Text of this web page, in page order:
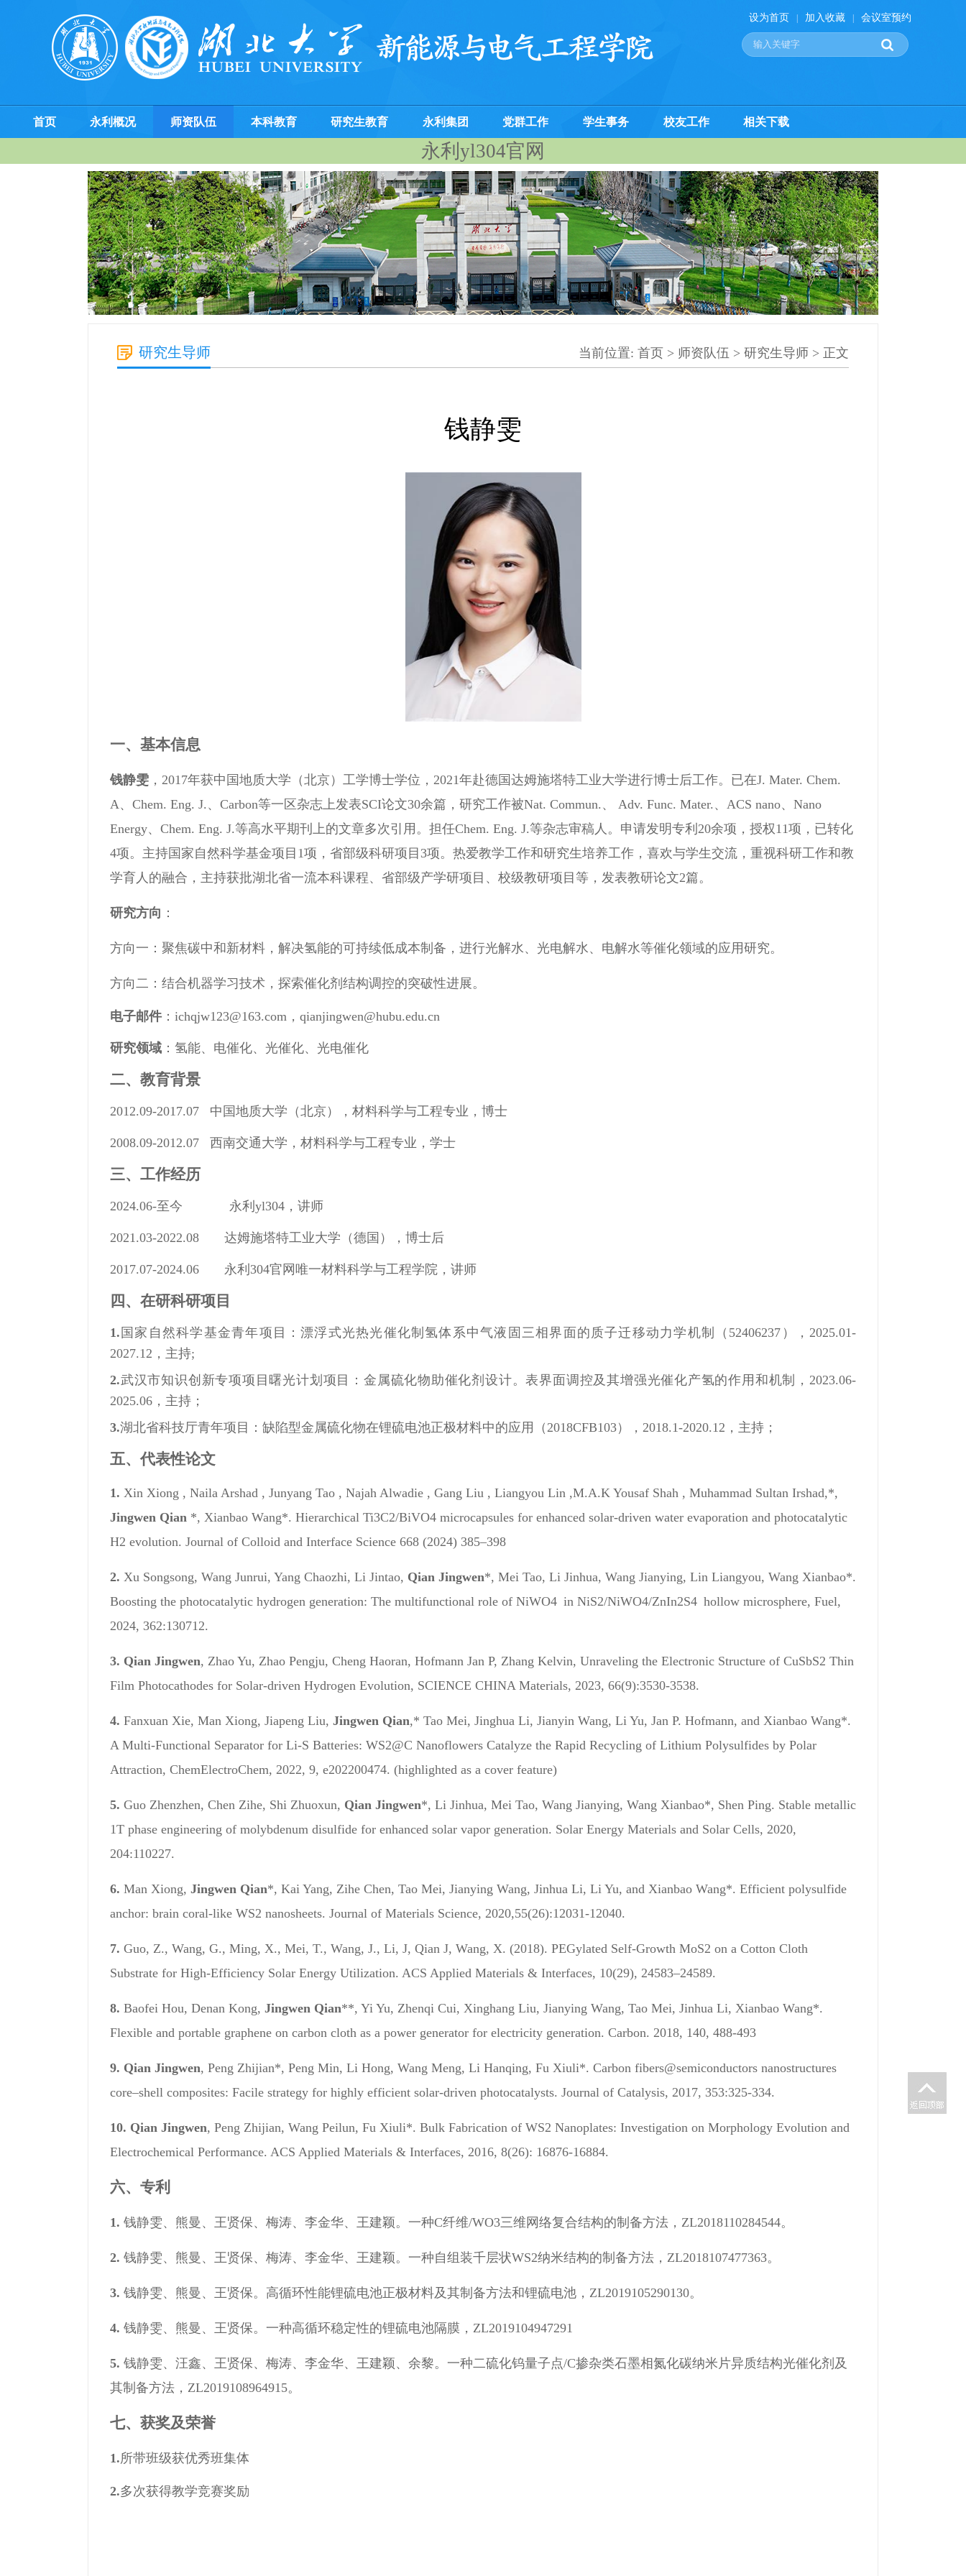
永利yl304官网
设为首页 加入收藏 会议室预约
首页 永利概况 师资队伍 本科教育 研究生教育 永利集团 党群工作 学生事务 校友工作 相关下载
研究生导师 当前位置: 首页 > 师资队伍 > 研究生导师 > 正文
钱静雯
一、基本信息
钱静雯 ，2017年获中国地质大学（北京）工学博士学位，2021年赴德国达姆施塔特工业大学进行博士后工作。已在J. Mater. Chem.
A、Chem. Eng. J.、Carbon等一区杂志上发表SCI论文30余篇，研究工作被Nat. Commun.、 Adv. Func. Mater.、ACS nano、Nano
Energy、Chem. Eng. J.等高水平期刊上的文章多次引用。担任Chem. Eng. J.等杂志审稿人。申请发明专利20余项，授权11项，已转化
4项。主持国家自然科学基金项目1项，省部级科研项目3项。热爱教学工作和研究生培养工作，喜欢与学生交流，重视科研工作和教
学育人的融合，主持获批湖北省一流本科课程、省部级产学研项目、校级教研项目等，发表教研论文2篇。
研究方向 ：
方向一：聚焦碳中和新材料，解决氢能的可持续低成本制备，进行光解水、光电解水、电解水等催化领域的应用研究。
方向二：结合机器学习技术，探索催化剂结构调控的突破性进展。
电子邮件 ： ichqjw123@163.com，qianjingwen@hubu.edu.cn
研究领域 ： 氢能、电催化、光催化、光电催化
二、教育背景
2012.09-2017.07 中国地质大学（北京），材料科学与工程专业，博士
2008.09-2012.07 西南交通大学，材料科学与工程专业，学士
三、工作经历
2024.06-至今 永利yl304，讲师
2021.03-2022.08 达姆施塔特工业大学（德国），博士后
2017.07-2024.06 永利304官网唯一材料科学与工程学院，讲师
四、在研科研项目
1. 国家自然科学基金青年项目：漂浮式光热光催化制氢体系中气液固三相界面的质子迁移动力学机制（52406237），2025.01-
2027.12，主持;
2.武汉市知识创新专项项目曙光计划项目：金属硫化物助催化剂设计。表界面调控及其增强光催化产氢的作用和机制，2023.06-
2025.06，主持；
3.湖北省科技厅青年项目：缺陷型金属硫化物在锂硫电池正极材料中的应用（2018CFB103），2018.1-2020.12，主持；
五、代表性论文
1. Xin Xiong , Naila Arshad , Junyang Tao , Najah Alwadie , Gang Liu , Liangyou Lin ,M.A.K Yousaf Shah , Muhammad Sultan Irshad,*,
Jingwen Qian *, Xianbao Wang*. Hierarchical Ti3C2/BiVO4 microcapsules for enhanced solar-driven water evaporation and photocatalytic
H2 evolution. Journal of Colloid and Interface Science 668 (2024) 385–398
2. Xu Songsong, Wang Junrui, Yang Chaozhi, Li Jintao, Qian Jingwen*, Mei Tao, Li Jinhua, Wang Jianying, Lin Liangyou, Wang Xianbao*.
Boosting the photocatalytic hydrogen generation: The multifunctional role of NiWO4 in NiS2/NiWO4/ZnIn2S4 hollow microsphere, Fuel,
2024, 362:130712.
3. Qian Jingwen, Zhao Yu, Zhao Pengju, Cheng Haoran, Hofmann Jan P, Zhang Kelvin, Unraveling the Electronic Structure of CuSbS2 Thin
Film Photocathodes for Solar-driven Hydrogen Evolution, SCIENCE CHINA Materials, 2023, 66(9):3530-3538.
4. Fanxuan Xie, Man Xiong, Jiapeng Liu, Jingwen Qian,* Tao Mei, Jinghua Li, Jianyin Wang, Li Yu, Jan P. Hofmann, and Xianbao Wang*.
A Multi-Functional Separator for Li-S Batteries: WS2@C Nanoflowers Catalyze the Rapid Recycling of Lithium Polysulfides by Polar
Attraction, ChemElectroChem, 2022, 9, e202200474. (highlighted as a cover feature)
5. Guo Zhenzhen, Chen Zihe, Shi Zhuoxun, Qian Jingwen*, Li Jinhua, Mei Tao, Wang Jianying, Wang Xianbao*, Shen Ping. Stable metallic
1T phase engineering of molybdenum disulfide for enhanced solar vapor generation. Solar Energy Materials and Solar Cells, 2020,
204:110227.
6. Man Xiong, Jingwen Qian*, Kai Yang, Zihe Chen, Tao Mei, Jianying Wang, Jinhua Li, Li Yu, and Xianbao Wang*. Efficient polysulfide
anchor: brain coral-like WS2 nanosheets. Journal of Materials Science, 2020,55(26):12031-12040.
7. Guo, Z., Wang, G., Ming, X., Mei, T., Wang, J., Li, J, Qian J, Wang, X. (2018). PEGylated Self-Growth MoS2 on a Cotton Cloth
Substrate for High-Efficiency Solar Energy Utilization. ACS Applied Materials & Interfaces, 10(29), 24583–24589.
8. Baofei Hou, Denan Kong, Jingwen Qian**, Yi Yu, Zhenqi Cui, Xinghang Liu, Jianying Wang, Tao Mei, Jinhua Li, Xianbao Wang*.
Flexible and portable graphene on carbon cloth as a power generator for electricity generation. Carbon. 2018, 140, 488-493
9. Qian Jingwen, Peng Zhijian*, Peng Min, Li Hong, Wang Meng, Li Hanqing, Fu Xiuli*. Carbon fibers@semiconductors nanostructures
core–shell composites: Facile strategy for highly efficient solar-driven photocatalysts. Journal of Catalysis, 2017, 353:325-334.
10. Qian Jingwen, Peng Zhijian, Wang Peilun, Fu Xiuli*. Bulk Fabrication of WS2 Nanoplates: Investigation on Morphology Evolution and
Electrochemical Performance. ACS Applied Materials & Interfaces, 2016, 8(26): 16876-16884.
六、专利
1. 钱静雯、熊曼、王贤保、梅涛、李金华、王建颖。一种C纤维/WO3三维网络复合结构的制备方法，ZL2018110284544。
2. 钱静雯、熊曼、王贤保、梅涛、李金华、王建颖。一种自组装千层状WS2纳米结构的制备方法，ZL2018107477363。
3. 钱静雯、熊曼、王贤保。高循环性能锂硫电池正极材料及其制备方法和锂硫电池，ZL2019105290130。
4. 钱静雯、熊曼、王贤保。一种高循环稳定性的锂硫电池隔膜，ZL2019104947291
5. 钱静雯、汪鑫、王贤保、梅涛、李金华、王建颖、余黎。一种二硫化钨量子点/C掺杂类石墨相氮化碳纳米片异质结构光催化剂及
其制备方法，ZL2019108964915。
七、 获奖及荣誉
1.所带班级获优秀班集体
2.多次获得教学竞赛奖励